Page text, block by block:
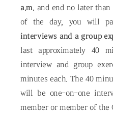
a.m.
and end no later
of the day, you will
interviews and a group
last approximately 40
interview and group
minutes each. The 40
will be one-on-one
member or member of the